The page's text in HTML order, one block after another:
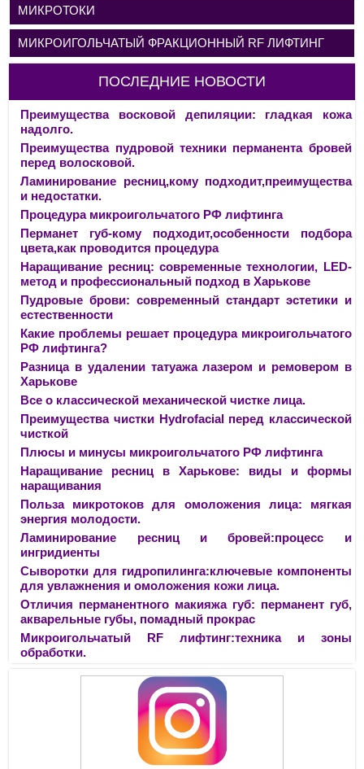
МИКРОТОКИ
МИКРОИГОЛЬЧАТЫЙ ФРАКЦИОННЫЙ RF ЛИФТИНГ
ПОСЛЕДНИЕ НОВОСТИ
Преимущества восковой депиляции: гладкая кожа
надолго.
Преимущества пудровой техники перманента бровей
перед волосковой.
Ламинирование ресниц,кому подходит,преимущества
и недостатки.
Процедура микроигольчатого РФ лифтинга
Перманет губ-кому подходит,особенности подбора
цвета,как проводится процедура
Наращивание ресниц: современные технологии, LED-
метод и профессиональный подход в Харькове
Пудровые брови: современный стандарт эстетики и
естественности
Какие проблемы решает процедура микроигольчатого
РФ лифтинга?
Разница в удалении татуажа лазером и ремовером в
Харькове
Все о классической механической чистке лица.
Преимущества чистки Hydrofacial перед классической
чисткой
Плюсы и минусы микроигольчатого РФ лифтинга
Наращивание ресниц в Харькове: виды и формы
наращивания
Польза микротоков для омоложения лица: мягкая
энергия молодости.
Ламинирование ресниц и бровей:процесс и
ингридиенты
Сыворотки для гидропилинга:ключевые компоненты
для увлажнения и омоложения кожи лица.
Отличия перманентного макияжа губ: перманент губ,
акварельные губы, помадный прокрас
Микроигольчатый RF лифтинг:техника и зоны
обработки.